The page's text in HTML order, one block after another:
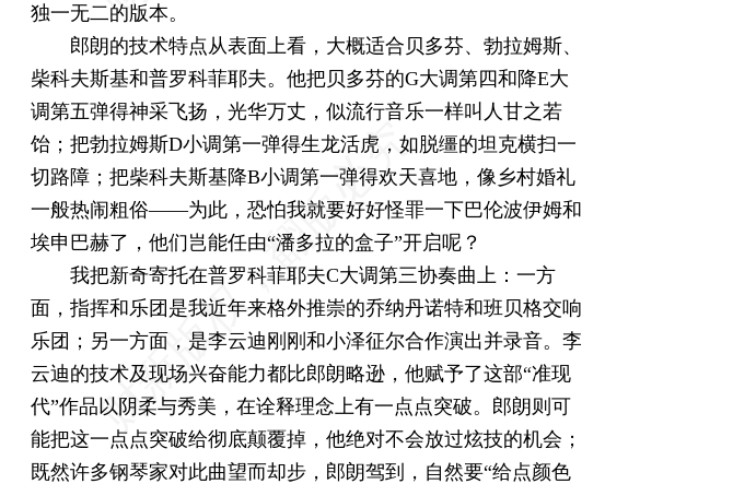
独一无二的版本。
郎朗的技术特点从表面上看，大概适合贝多芬、勃拉姆斯、
柴科夫斯基和普罗科菲耶夫。他把贝多芬的G大调第四和降E大
调第五弹得神采飞扬，光华万丈，似流行音乐一样叫人甘之若
饴；把勃拉姆斯D小调第一弹得生龙活虎，如脱缰的坦克横扫一
切路障；把柴科夫斯基降B小调第一弹得欢天喜地，像乡村婚礼
一般热闹粗俗——为此，恐怕我就要好好怪罪一下巴伦波伊姆和
埃申巴赫了，他们岂能任由“潘多拉的盒子”开启呢？
我把新奇寄托在普罗科菲耶夫C大调第三协奏曲上：一方
面，指挥和乐团是我近年来格外推崇的乔纳丹诺特和班贝格交响
乐团；另一方面，是李云迪刚刚和小泽征尔合作演出并录音。李
云迪的技术及现场兴奋能力都比郎朗略逊，他赋予了这部“准现
代”作品以阴柔与秀美，在诠释理念上有一点点突破。郎朗则可
能把这一点点突破给彻底颠覆掉，他绝对不会放过炫技的机会；
既然许多钢琴家对此曲望而却步，郎朗驾到，自然要“给点颜色